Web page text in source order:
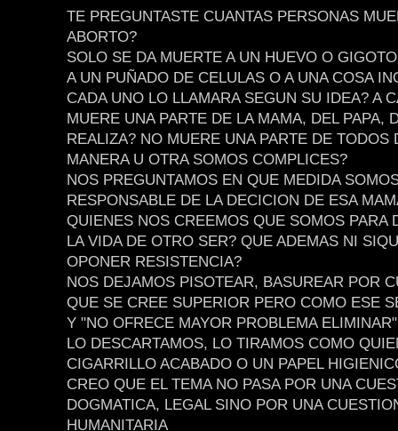
TE PREGUNTASTE CUANTAS PERSONAS
ABORTO?
SOLO SE DA MUERTE A UN HUEVO O
A UN PUÑADO DE CELULAS O A UNA COSA
CADA UNO LO LLAMARA SEGUN SU IDEA? A
MUERE UNA PARTE DE LA MAMA, DEL PAPA,
REALIZA? NO MUERE UNA PARTE DE TODOS
MANERA U OTRA SOMOS COMPLICES?
NOS PREGUNTAMOS EN QUE MEDIDA
RESPONSABLE DE LA DECICION DE ESA
QUIENES NOS CREEMOS QUE SOMOS PARA
LA VIDA DE OTRO SER? QUE ADEMAS NI
OPONER RESISTENCIA?
NOS DEJAMOS PISOTEAR, BASUREAR POR
QUE SE CREE SUPERIOR PERO COMO ESE
Y "NO OFRECE MAYOR PROBLEMA
LO DESCARTAMOS, LO TIRAMOS COMO
CIGARRILLO ACABADO O UN PAPEL
CREO QUE EL TEMA NO PASA POR UNA
DOGMATICA, LEGAL SINO POR UNA
HUMANITARIA